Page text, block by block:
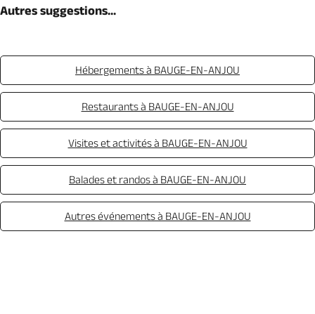
Autres suggestions...
Hébergements à BAUGE-EN-ANJOU
Restaurants à BAUGE-EN-ANJOU
Visites et activités à BAUGE-EN-ANJOU
Balades et randos à BAUGE-EN-ANJOU
Autres événements à BAUGE-EN-ANJOU